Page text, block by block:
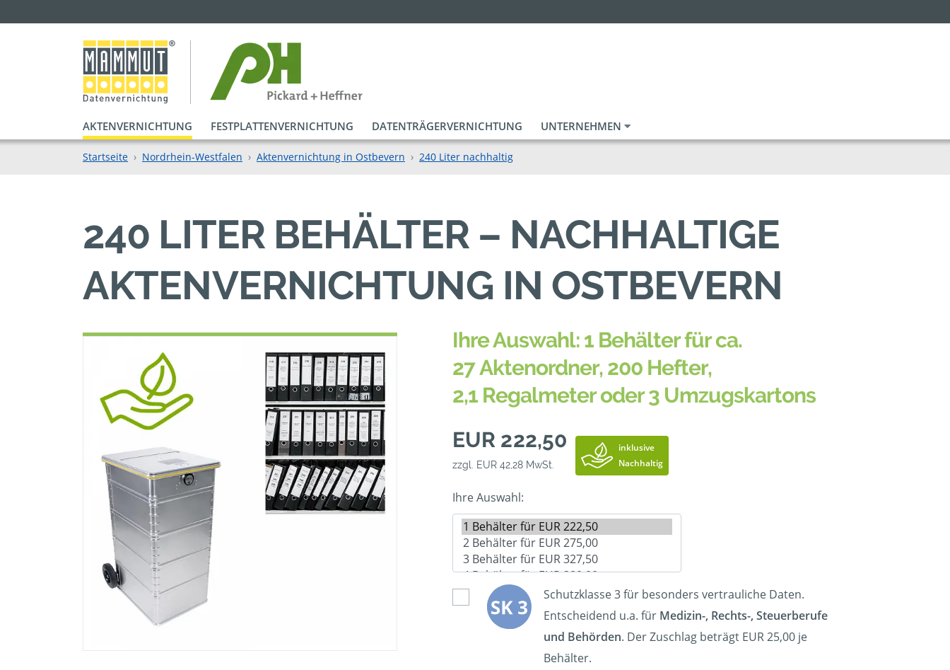
AKTENVERNICHTUNG FESTPLATTENVERNICHTUNG DATENTRÄGERVERNICHTUNG UNTERNEHMEN
Startseite Nordrhein-Westfalen Aktenvernichtung in Ostbevern 240 Liter nachhaltig
240 LITER BEHÄLTER – NACHHALTIGE
AKTENVERNICHTUNG IN OSTBEVERN
Ihre Auswahl: 1 Behälter für ca.
27 Aktenordner, 200 Hefter,
2,1 Regalmeter oder 3 Umzugskartons
EUR 222,50
zzgl. EUR 42,28 MwSt.
inklusive
Nachhaltig
Ihre Auswahl:
Schutzklasse 3 für besonders vertrauliche Daten.
Entscheidend u.a. für Medizin-, Rechts-, Steuerberufe
und Behörden. Der Zuschlag beträgt EUR 25,00 je
Behälter.